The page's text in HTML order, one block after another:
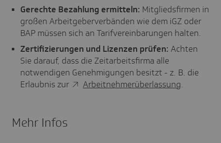
Gerechte Bezahlung ermitteln: Mitgliedsfirmen in
großen Arbeitgeberverbänden wie dem iGZ oder
BAP müssen sich an Tarifvereinbarungen halten.
Zertifizierungen und Lizenzen prüfen: Achten
Sie darauf, dass die Zeitarbeitsfirma alle
notwendigen Genehmigungen besitzt - z. B. die
Erlaubnis zur
Arbeitnehmerüberlassung.
Mehr Infos